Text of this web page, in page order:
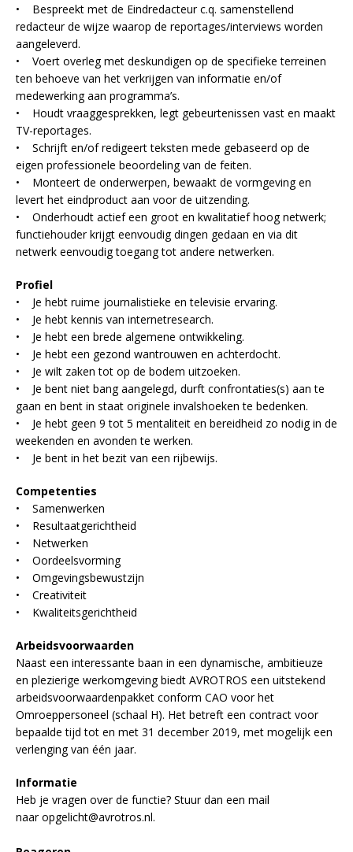
• Bespreekt met de Eindredacteur c.q. samenstellend
redacteur de wijze waarop de reportages/interviews worden
aangeleverd.
• Voert overleg met deskundigen op de specifieke terreinen
ten behoeve van het verkrijgen van informatie en/of
medewerking aan programma’s.
• Houdt vraaggesprekken, legt gebeurtenissen vast en maakt
TV-reportages.
• Schrijft en/of redigeert teksten mede gebaseerd op de
eigen professionele beoordeling van de feiten.
• Monteert de onderwerpen, bewaakt de vormgeving en
levert het eindproduct aan voor de uitzending.
• Onderhoudt actief een groot en kwalitatief hoog netwerk;
functiehouder krijgt eenvoudig dingen gedaan en via dit
netwerk eenvoudig toegang tot andere netwerken.
Profiel
• Je hebt ruime journalistieke en televisie ervaring.
• Je hebt kennis van internetresearch.
• Je hebt een brede algemene ontwikkeling.
• Je hebt een gezond wantrouwen en achterdocht.
• Je wilt zaken tot op de bodem uitzoeken.
• Je bent niet bang aangelegd, durft confrontaties(s) aan te
gaan en bent in staat originele invalshoeken te bedenken.
• Je hebt geen 9 tot 5 mentaliteit en bereidheid zo nodig in de
weekenden en avonden te werken.
• Je bent in het bezit van een rijbewijs.
Competenties
• Samenwerken
• Resultaatgerichtheid
• Netwerken
• Oordeelsvorming
• Omgevingsbewustzijn
• Creativiteit
• Kwaliteitsgerichtheid
Arbeidsvoorwaarden
Naast een interessante baan in een dynamische, ambitieuze
en plezierige werkomgeving biedt AVROTROS een uitstekend
arbeidsvoorwaardenpakket conform CAO voor het
Omroeppersoneel (schaal H). Het betreft een contract voor
bepaalde tijd tot en met 31 december 2019, met mogelijk een
verlenging van één jaar.
Informatie
Heb je vragen over de functie? Stuur dan een mail
naar opgelicht@avrotros.nl.